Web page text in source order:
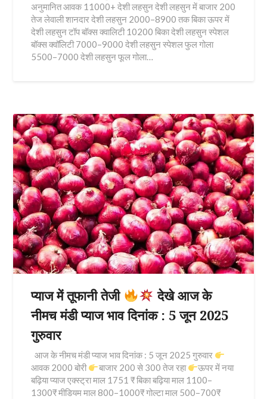
अनुमानित आवक 11000+ देशी लहसुन देशी लहसुन में बाजार 200
तेज लेवाली शानदार देशी लहसुन 2000–8900 तक बिका ऊपर में
देशी लहसुन टॉप बॉक्स क्वालिटी 10200 बिका देशी लहसुन स्पेशल
बॉक्स क्वॉलिटी 7000–9000 देशी लहसुन स्पेशल फुल गोला
5500–7000 देशी लहसुन फूल गोला…
प्याज में तूफानी तेजी
देखे आज के
नीमच मंडी प्याज भाव दिनांक : 5 जून 2025
गुरुवार
आज के नीमच मंडी प्याज भाव दिनांक : 5 जून 2025 गुरुवार
आवक 2000 बोरी
बाजार 200 से 300 तेज रहा
ऊपर में नया
बढ़िया प्याज एक्स्ट्रा माल 1751 ₹ बिका बढ़िया माल 1100–
1300₹ मीडियम माल 800–1000₹ गोल्टा माल 500–700₹